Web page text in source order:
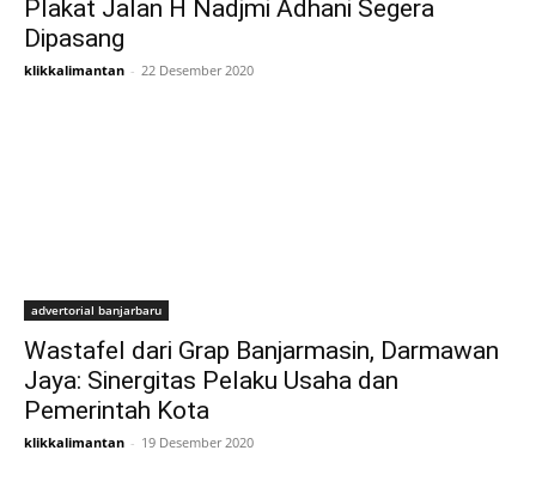
Plakat Jalan H Nadjmi Adhani Segera
Dipasang
klikkalimantan - 22 Desember 2020
advertorial banjarbaru
Wastafel dari Grap Banjarmasin, Darmawan
Jaya: Sinergitas Pelaku Usaha dan
Pemerintah Kota
klikkalimantan - 19 Desember 2020